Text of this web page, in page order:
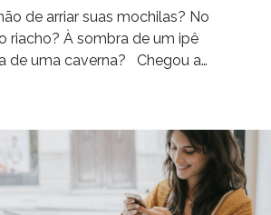
de arriar suas mochilas? No
riacho? À sombra de um ipê
de uma caverna? Chegou a…